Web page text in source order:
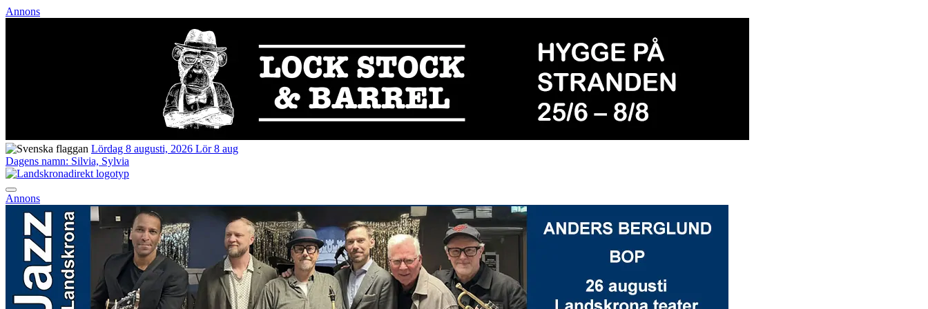
Annons
Lördag 8 augusti, 2026 Lör 8 aug
Dagens namn: Silvia, Sylvia
Annons